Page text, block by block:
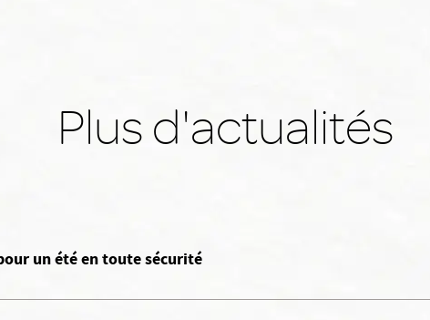
Plus d'actualités
un été en toute sécurité